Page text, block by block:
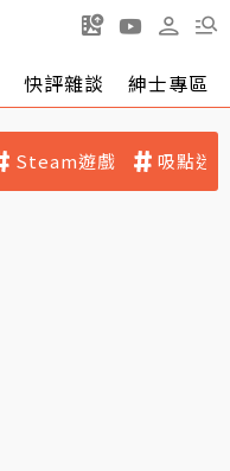
快評雜談 紳士專區
Steam遊戲 吸點迷